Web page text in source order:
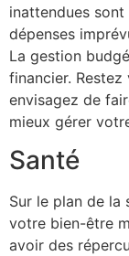
inattendues sont
dépenses
La gestion
financier.
envisagez de
mieux gérer
Santé
Sur le plan de la
votre bien-être
avoir des